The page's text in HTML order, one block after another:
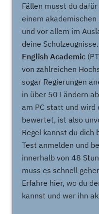
Fällen musst du
einem akademischen
und vor allem im
deine
English Academic
von zahlreichen
sogar Regierungen
in über 50 Ländern
am PC statt und wird
bewertet, ist also
Regel kannst du dich
Test anmelden und
innerhalb von 48
muss es schnell
Erfahre hier, wo du
kannst und wer ihn